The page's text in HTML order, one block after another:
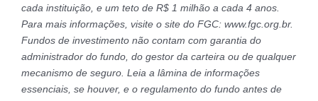
cada instituição, e um teto de R$ 1 milhão a cada 4 anos.
Para mais informações, visite o site do FGC: www.fgc.org.br.
Fundos de investimento não contam com garantia do
administrador do fundo, do gestor da carteira ou de qualquer
mecanismo de seguro. Leia a lâmina de informações
essenciais, se houver, e o regulamento do fundo antes de